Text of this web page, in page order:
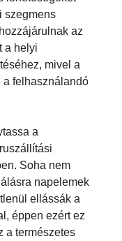
szegmens
az
a helyi
mivel a
a felhasználandó
a
Soha nem
napelemek
ellássák a
éppen ezért ez
a természetes